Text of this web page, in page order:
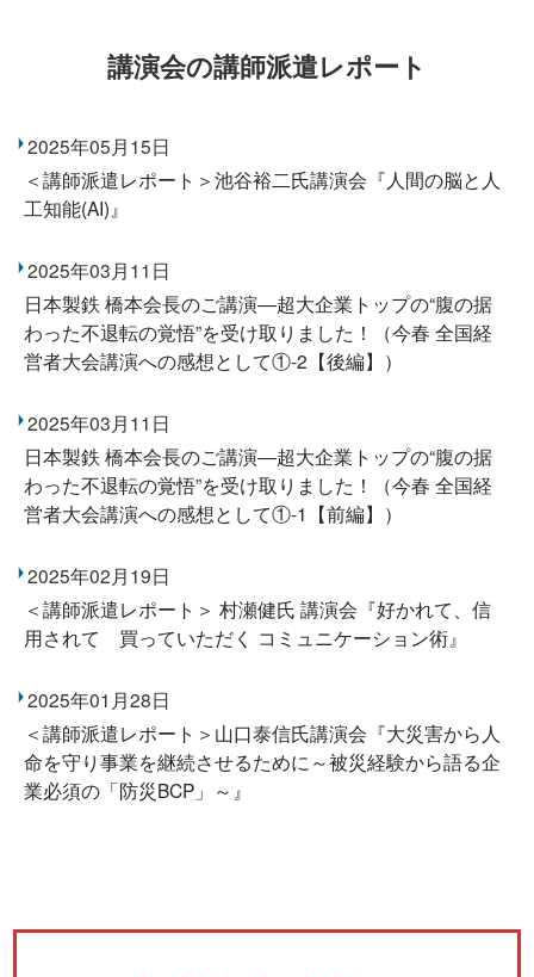
講演会の講師派遣レポート
2025年05月15日
＜講師派遣レポート＞池谷裕二氏講演会『人間の脳と人
工知能(AI)』
2025年03月11日
日本製鉄 橋本会長のご講演―超大企業トップの“腹の据
わった不退転の覚悟”を受け取りました！（今春 全国経
営者大会講演への感想として①-2【後編】）
2025年03月11日
日本製鉄 橋本会長のご講演―超大企業トップの“腹の据
わった不退転の覚悟”を受け取りました！（今春 全国経
営者大会講演への感想として①-1【前編】）
2025年02月19日
＜講師派遣レポート＞ 村瀬健氏 講演会『好かれて、信
用されて 買っていただく コミュニケーション術』
2025年01月28日
＜講師派遣レポート＞山口泰信氏講演会『大災害から人
命を守り事業を継続させるために～被災経験から語る企
業必須の「防災BCP」～』